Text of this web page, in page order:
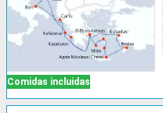
Comidas incluidas